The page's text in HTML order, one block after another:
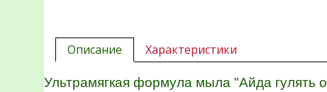
Описание
Ультрамягкая формула мыла "Айда гулять
Характеристики